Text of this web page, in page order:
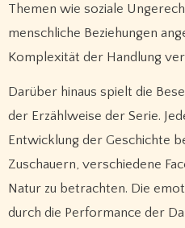
Themen wie soziale
menschliche Beziehungen
Komplexität der Handlung
Darüber hinaus spielt die
der Erzählweise der Serie.
Entwicklung der Geschichte
Zuschauern, verschiedene
Natur zu betrachten. Die
durch die Performance der